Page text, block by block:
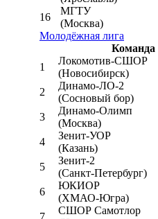
16
МГТУ
(Москва)
Молодёжная лига
Команда
1
Локомотив-CШОР
(Новосибирск)
2
Динамо-ЛО-2
(Сосновый бор)
3
Динамо-Олимп
(Москва)
4
Зенит-УОР
(Казань)
5
Зенит-2
(Санкт-Петербург)
6
ЮКИОР
(ХМАО-Югра)
7
СШОР Самотлор